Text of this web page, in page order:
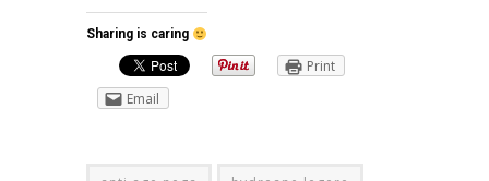
Sharing is caring
Print
Email